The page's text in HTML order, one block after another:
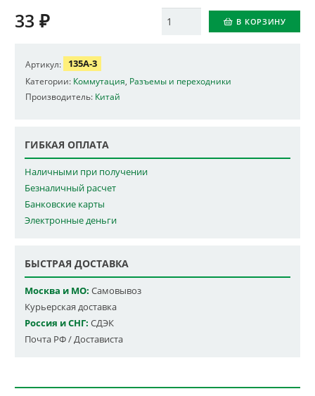
Количество В КОРЗИНУ
33 ₽
Артикул: 135A-3
Категории: Коммутация Разъемы и переходники
Производитель: Китай
ГИБКАЯ ОПЛАТА
Наличными при получении
Безналичный расчет
Банковские карты
Электронные деньги
БЫСТРАЯ ДОСТАВКА
Москва и МО: Самовывоз
Курьерская доставка
Россия и СНГ: СДЭК
Почта РФ / Достависта